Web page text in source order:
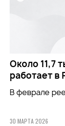
Около 11,7
работает в
В феврале
30 МАРТА 2026